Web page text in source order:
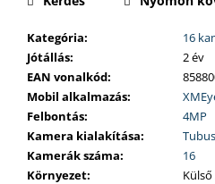
Kategória:
16
Jótállás:
2 év
EAN vonalkód:
Mobil alkalmazás:
Felbontás:
4MP
Kamera kialakítása:
Kamerák száma:
16
Környezet: